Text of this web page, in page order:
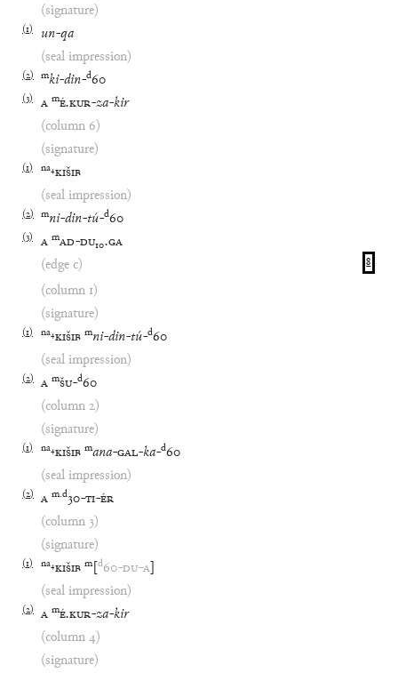
(signature)
(1) un-qa
(seal impression)
(2) mki-din-d60
(3) A mÉ.KUR-za-kir
(column 6)
(signature)
(1) na₄KIŠIB
(seal impression)
(2) mni-din-tú-d60
(3) A mAD-DU₁₀.GA
(edge c)
8
(column 1)
(signature)
(1) na₄KIŠIB mni-din-tú-d60
(seal impression)
(2) A mŠU-d60
(column 2)
(signature)
(1) na₄KIŠIB mana-GAL-ka-d60
(seal impression)
(2) A m.d30-TI-ÉR
(column 3)
(signature)
(1) na₄KIŠIB m[d60-DU-A]
(seal impression)
(2) A mÉ.KUR-za-kir
(column 4)
(signature)